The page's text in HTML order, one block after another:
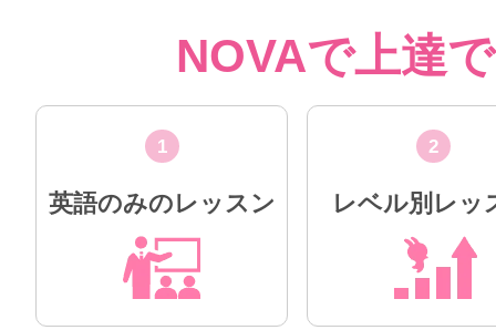
NOVAで上達
1
英語のみのレッスン
2
レベル別レッ